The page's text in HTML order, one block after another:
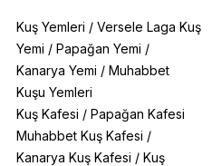
Kuş Yemleri / Versele Laga Kuş
Yemi / Papağan Yemi /
Kanarya Yemi / Muhabbet
Kuşu Yemleri
Kuş Kafesi / Papağan Kafesi
Muhabbet Kuş Kafesi /
Kanarya Kuş Kafesi / Kuş